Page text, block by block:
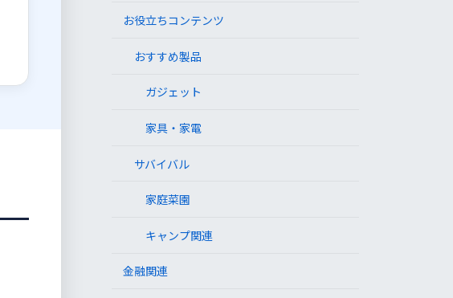
お役立ちコンテンツ
おすすめ製品
ガジェット
家具・家電
サバイバル
家庭菜園
キャンプ関連
金融関連